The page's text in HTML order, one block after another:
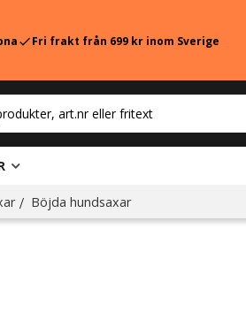
checkFri frakt från 699 kr inom Sverige
Böjda hundsaxar